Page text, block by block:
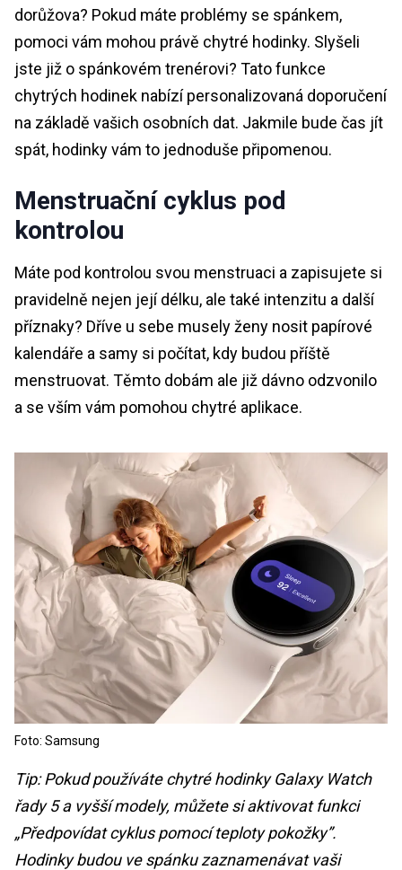
dorůžova? Pokud máte problémy se spánkem,
pomoci vám mohou právě chytré hodinky. Slyšeli
jste již o spánkovém trenérovi? Tato funkce
chytrých hodinek nabízí personalizovaná doporučení
na základě vašich osobních dat. Jakmile bude čas jít
spát, hodinky vám to jednoduše připomenou.
Menstruační cyklus pod
kontrolou
Máte pod kontrolou svou menstruaci a zapisujete si
pravidelně nejen její délku, ale také intenzitu a další
příznaky? Dříve u sebe musely ženy nosit papírové
kalendáře a samy si počítat, kdy budou příště
menstruovat. Těmto dobám ale již dávno odzvonilo
a se vším vám pomohou chytré aplikace.
Foto: Samsung
Tip: Pokud používáte chytré hodinky Galaxy Watch
řady 5 a vyšší modely, můžete si aktivovat funkci
„Předpovídat cyklus pomocí teploty pokožky”.
Hodinky budou ve spánku zaznamenávat vaši